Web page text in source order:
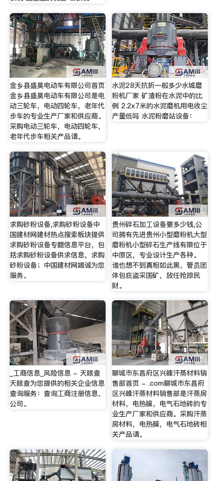
金乡县盛昊电动车有限公司首页
金乡县盛昊电动车有限公司是电
动三轮车，电动四轮车，老年代
步车的专业生产厂家和供应商。
采购电动三轮车，电动四轮车，
老年代步车相关产品请。
水泥28天抗折一般多少水城磨
粉机厂家 矿渣粉在水泥中的比
例 2.2x7米的水泥磨机用电收尘
产量低吗 水泥粉磨站设备：
求购砂粉设备,求购砂粉设备中
国建材网建材热点搜索板块提供
求购砂粉设备专题信息平台，包
括求购砂粉设备供求信息，求购
砂粉设备；中国建材网竭诚为您
服务。
贵州碎石加工设备要多少钱,公
司拥有先进贵州小型磨粉机大型
磨粉机小型碎石生产线有限位于
中原区，专业设计生产各种。
谁也想不到真相如此黑，管员团
体包庇盗采国矿，放任抢掠民
财。
_工商信息_风险信息 - 天眼查
天眼查为您提供的相关企业信息
查询服务：查询工商注册信息，
公司。
聊城市东昌府区兴峰汗蒸材料销
售部首页 - .com聊城市东昌府
区兴峰汗蒸材料销售部是汗蒸房
材料，电热膜，电气石地砖的专
业生产厂家和供应商。采购汗蒸
房材料，电热膜，电气石地砖相
关产品请。